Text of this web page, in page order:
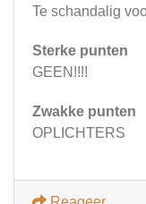
Te schandalig
Sterke punten
GEEN!!!!
Zwakke punten
OPLICHTERS